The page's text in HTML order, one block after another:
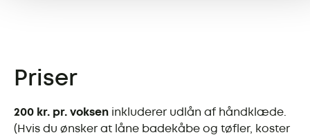
Priser
200 kr. pr. voksen inkluderer udlån af håndklæde.
(Hvis du ønsker at låne badekåbe og tøfler, koster